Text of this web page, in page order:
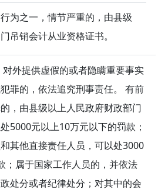
为之一，情节严重的，由县级
吊销会计从业资格证书。
外提供虚假的或者隐瞒重要事实
罪的，依法追究刑事责任。 有前
，由县级以上人民政府财政部门
5000元以上10万元以下的罚款；
其他直接责任人员，可以处3000
；属于国家工作人员的，并依法
处分或者纪律处分；对其中的会